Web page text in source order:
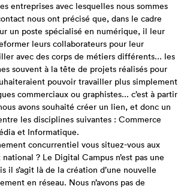
entreprises avec lesquelles nous sommes
nous ont précisé que, dans le cadre
un poste spécialisé en numérique, il leur
leurs collaborateurs pour leur
avec des corps de métiers différents... les
souvent à la tête de projets réalisés pour
pouvoir travailler plus simplement
commerciaux ou graphistes... c’est à partir
avons souhaité créer un lien, et donc un
les disciplines suivantes : Commerce
et Informatique.
concurrentiel vous situez-vous aux
? Le Digital Campus n’est pas une
il s’agit là de la création d’une nouvelle
en réseau. Nous n’avons pas de